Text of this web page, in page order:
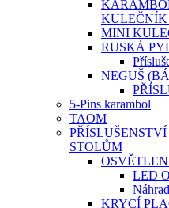
KULEČNÍK
MINI
RUSKÁ
NEGUŠ
5-Pins karambol
TAOM
STOLŮM
LED
KRYCÍ